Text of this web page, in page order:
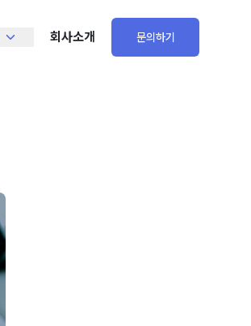
회사소개 문의하기